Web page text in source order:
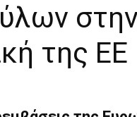
της ΕΕ